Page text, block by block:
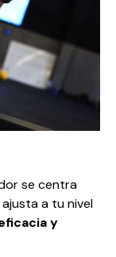
se centra
a tu nivel
y